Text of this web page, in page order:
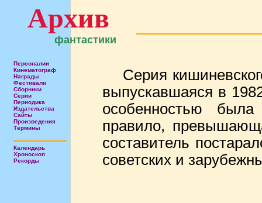
Архив
фантастики
Персоналии
Кинематограф
Награды
Фестивали
Сборники
Серии
Периодика
Издательства
Сайты
Произведения
Термины
Календарь
Хроноскоп
Рекорды
Серия
выпускавшаяся в
особенностью
правило,
составитель
советских и